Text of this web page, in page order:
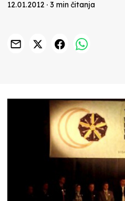
12.01.2012 · 3 min čitanja